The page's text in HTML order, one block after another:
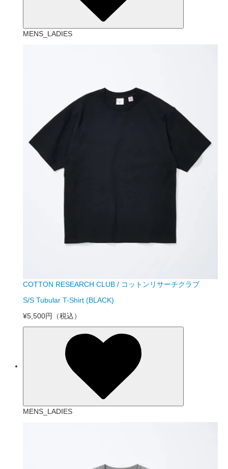
MENS_LADIES
COTTON RESEARCH CLUB / コットンリサーチクラブ
S/S Tubular T-Shirt (BLACK)
¥5,500円
（税込）
MENS_LADIES